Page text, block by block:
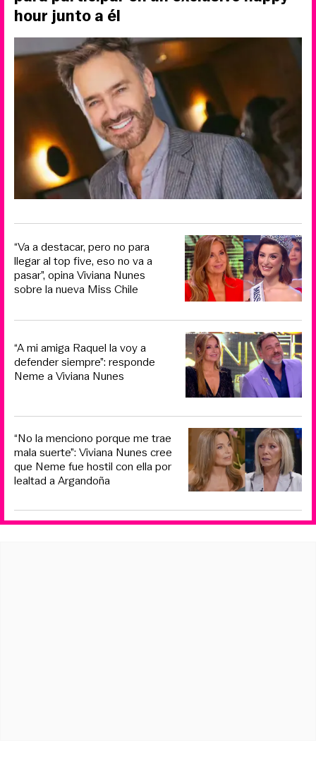
hour junto a él
“Va a destacar, pero no para
llegar al top five, eso no va a
pasar”, opina Viviana Nunes
sobre la nueva Miss Chile
“A mi amiga Raquel la voy a
defender siempre”: responde
Neme a Viviana Nunes
“No la menciono porque me trae
mala suerte”: Viviana Nunes cree
que Neme fue hostil con ella por
lealtad a Argandoña